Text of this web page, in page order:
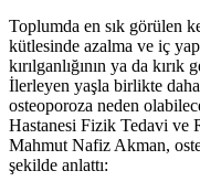
Toplumda en sık görülen
kütlesinde azalma ve iç
kırılganlığının ya da
İlerleyen yaşla birlikte daha
osteoporoza neden
Hastanesi Fizik Tedavi ve
Mahmut Nafiz Akman,
şekilde anlattı: